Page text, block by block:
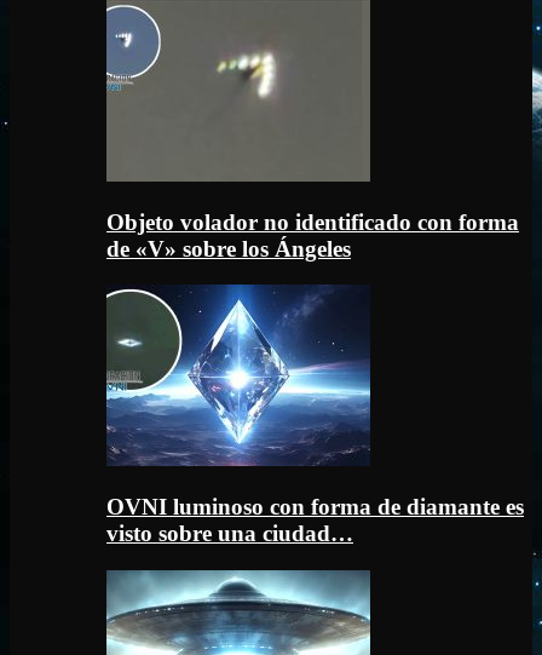
Objeto volador no identificado con forma
de «V» sobre los Ángeles
OVNI luminoso con forma de diamante es
visto sobre una ciudad…